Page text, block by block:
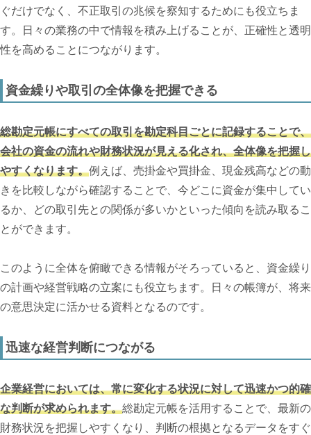
ぐだけでなく、不正取引の兆候を察知するためにも役立ちま
す。日々の業務の中で情報を積み上げることが、正確性と透明
性を高めることにつながります。
資金繰りや取引の全体像を把握できる
総勘定元帳にすべての取引を勘定科目ごとに記録することで、
会社の資金の流れや財務状況が見える化され、全体像を把握し
やすくなります。例えば、売掛金や買掛金、現金残高などの動
きを比較しながら確認することで、今どこに資金が集中してい
るか、どの取引先との関係が多いかといった傾向を読み取るこ
とができます。
このように全体を俯瞰できる情報がそろっていると、資金繰り
の計画や経営戦略の立案にも役立ちます。日々の帳簿が、将来
の意思決定に活かせる資料となるのです。
迅速な経営判断につながる
企業経営においては、常に変化する状況に対して迅速かつ的確
な判断が求められます。総勘定元帳を活用することで、最新の
財務状況を把握しやすくなり、判断の根拠となるデータをすぐ